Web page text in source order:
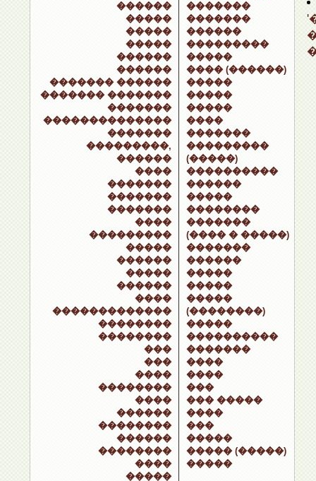
������
�����
�����
�����
������
������
������� ������
������� �������
�������
��������������
�������
���������,
������
����
�������
�������
�������
����
���������
�����
������
�����
������
����
�������������
��������
��������
���
���
����
��������
����
������
��������
������
��������
����
�����
�������
�������
������
���������
�����
���� (������)
�����
�����
�����
����
�������
���������
(�����)
����������
������
�����
��������
�������
(���� � �����)
�������
������
�����
�����
�����
(��������)
�����
����������
�������
����
����
���
��� �����
����
���
�����
����� (�����)
�����